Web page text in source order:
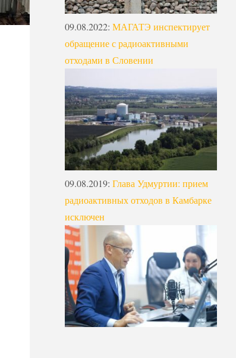
09.08.2022: МАГАТЭ инспектирует
обращение с радиоактивными
отходами в Словении
09.08.2019: Глава Удмуртии: прием
радиоактивных отходов в Камбарке
исключен